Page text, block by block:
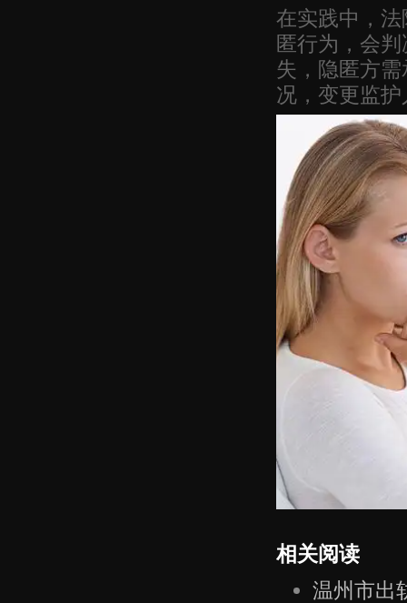
在实践中，
匿行为，会
失，隐匿方
况，变更监
相关阅读
温州市出